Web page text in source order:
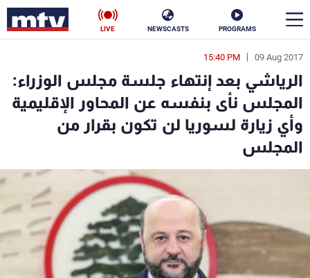
PROGRAMS
NEWSCASTS
LIVE
09 Aug 2017
15:40 PM
الرياشي بعد إنتهاء جلسة مجلس الوزراء:
المجلس نأى بنفسه عن المحاور الإقليمية
وأي زيارة لسوريا لن تكون بقرار من
المجلس
en
الأخبار
سياسة ناس
إقتصاد
رياضة
كأس العالم